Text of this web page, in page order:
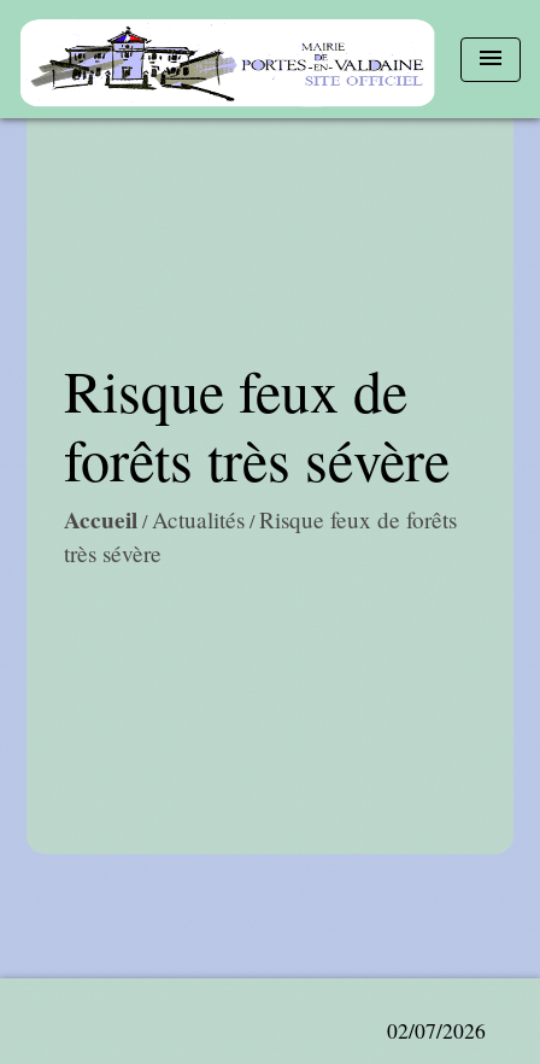
menu
Risque feux de
forêts très sévère
Accueil/Actualités/Risque feux de forêts
très sévère
02/07/2026